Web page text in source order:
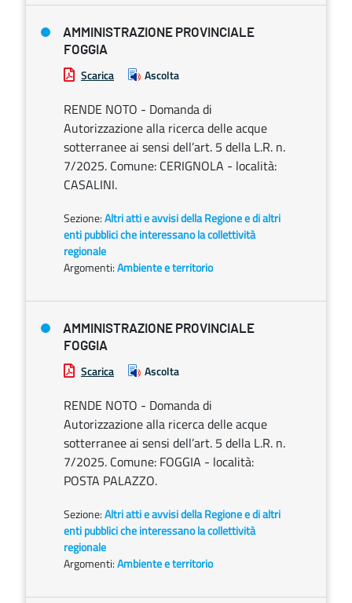
AMMINISTRAZIONE PROVINCIALE
FOGGIA
Scarica Ascolta
RENDE NOTO - Domanda di
Autorizzazione alla ricerca delle acque
sotterranee ai sensi dell’art. 5 della L.R. n.
7/2025. Comune: CERIGNOLA - località:
CASALINI.
Sezione:Altri atti e avvisi della Regione e di altri
enti pubblici che interessano la collettività
regionale
Argomenti:Ambiente e territorio
AMMINISTRAZIONE PROVINCIALE
FOGGIA
Scarica Ascolta
RENDE NOTO - Domanda di
Autorizzazione alla ricerca delle acque
sotterranee ai sensi dell’art. 5 della L.R. n.
7/2025. Comune: FOGGIA - località:
POSTA PALAZZO.
Sezione:Altri atti e avvisi della Regione e di altri
enti pubblici che interessano la collettività
regionale
Argomenti:Ambiente e territorio